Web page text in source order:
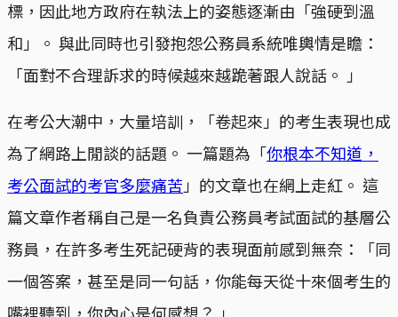
標，因此地方政府在執法上的姿態逐漸由「強硬到溫
和」。 與此同時也引發抱怨公務員系統唯輿情是瞻：
「面對不合理訴求的時候越來越跪著跟人說話。 」
在考公大潮中，大量培訓，「卷起來」的考生表現也成
為了網路上閒談的話題。 一篇題為「你根本不知道，
考公面試的考官多麼痛苦 」的文章也在網上走紅。 這
篇文章作者稱自己是一名負責公務員考試面試的基層公
務員，在許多考生死記硬背的表現面前感到無奈：「同
一個答案，甚至是同一句話，你能每天從十來個考生的
嘴裡聽到，你內心是何感想？ 」